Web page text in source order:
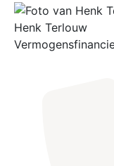
Henk Terlouw